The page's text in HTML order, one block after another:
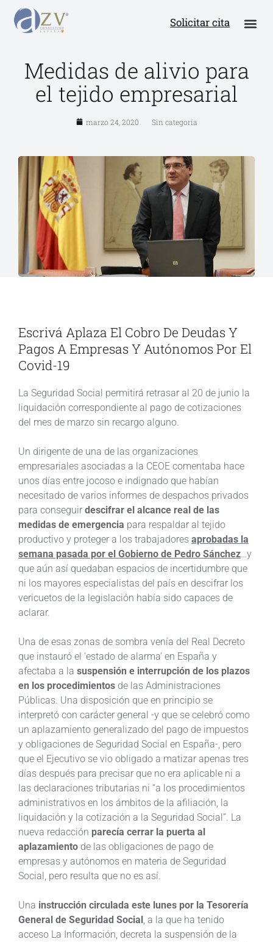
Solicitar cita
Medidas de alivio para
el tejido empresarial
marzo 24, 2020 Sin categoría
Escrivá Aplaza El Cobro De Deudas Y
Pagos A Empresas Y Autónomos Por El
Covid-19
La Seguridad Social permitirá retrasar al 20 de junio la
liquidación correspondiente al pago de cotizaciones
del mes de marzo sin recargo alguno.
Un dirigente de una de las organizaciones
empresariales asociadas a la CEOE comentaba hace
unos días entre jocoso e indignado que habían
necesitado de varios informes de despachos privados
para conseguir descifrar el alcance real de las
medidas de emergencia para respaldar al tejido
productivo y proteger a los trabajadores aprobadas la
semana pasada por el Gobierno de Pedro Sánchez …y
que aún así quedaban espacios de incertidumbre que
ni los mayores especialistas del país en descifrar los
vericuetos de la legislación había sido capaces de
aclarar.
Una de esas zonas de sombra venía del Real Decreto
que instauró el ‘estado de alarma’ en España y
afectaba a la suspensión e interrupción de los plazos
en los procedimientos de las Administraciones
Públicas. Una disposición que en principio se
interpretó con carácter general -y que se celebró como
un aplazamiento generalizado del pago de impuestos
y obligaciones de Seguridad Social en España-, pero
que el Ejecutivo se vio obligado a matizar apenas tres
días después para precisar que no era aplicable ni a
las declaraciones tributarias ni “a los procedimientos
administrativos en los ámbitos de la afiliación, la
liquidación y la cotización a la Seguridad Social”. La
nueva redacción parecía cerrar la puerta al
aplazamiento de las obligaciones de pago de
empresas y autónomos en materia de Seguridad
Social, pero resulta que no es así.
Una instrucción circulada este lunes por la Tesorería
General de Seguridad Social , a la que ha tenido
acceso La Información, decreta la suspensión de la